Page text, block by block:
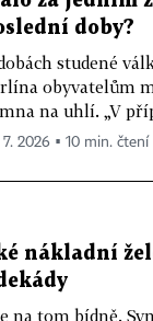
doby?
studené
obyvatelům
na uhlí. „V
7. 2026 ▪ 10 min. čtení
nákladní
na tom bídně.